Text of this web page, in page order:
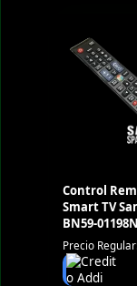
Control
Smart TV
BN59-01198N
Precio